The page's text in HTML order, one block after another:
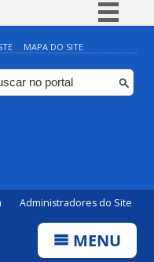
Simplifique!
Comunica BR
Participe
MAPA DO SITE
Administradores do Site
MENU